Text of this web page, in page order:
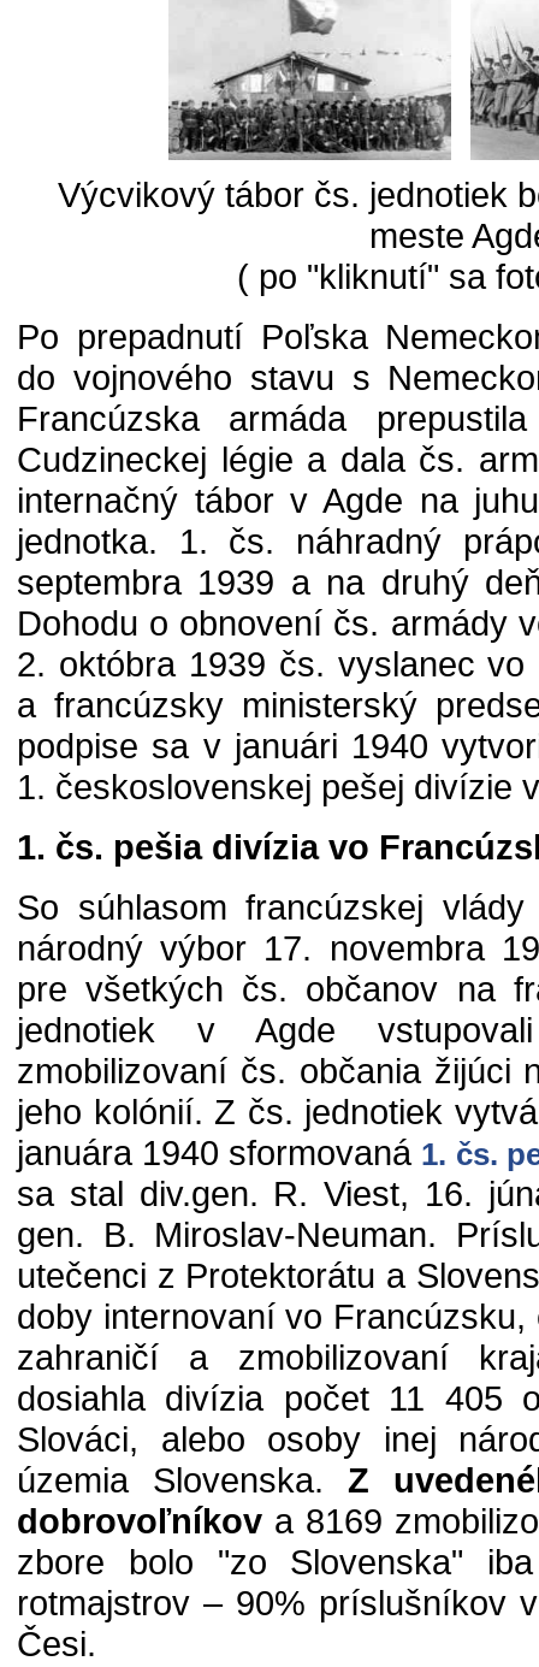
Výcvikový tábor čs. jednotiek
meste
( po "kliknutí" sa
Po prepadnutí Poľska
do vojnového stavu s
Francúzska armáda
Cudzineckej légie a dala čs.
internačný tábor v Agde na
jednotka. 1. čs. náhradný
septembra 1939 a na druhý
Dohodu o obnovení čs. armády
2. októbra 1939 čs. vyslanec
a francúzsky ministerský
podpise sa v januári 1940
1. československej pešej divízie
1. čs. pešia divízia vo
So súhlasom francúzskej
národný výbor 17. novembra
pre všetkých čs. občanov na
jednotiek v Agde
zmobilizovaní čs. občania žijúci
jeho kolónií. Z čs. jednotiek
januára 1940 sformovaná 1. čs.
sa stal div.gen. R. Viest, 16.
gen. B. Miroslav-Neuman.
utečenci z Protektorátu a
doby internovaní vo
zahraničí a zmobilizovaní
dosiahla divízia počet 11 405
Slováci, alebo osoby inej
územia Slovenska. Z
dobrovoľníkov a 8169
zbore bolo "zo Slovenska"
rotmajstrov – 90% príslušníkov
Česi.